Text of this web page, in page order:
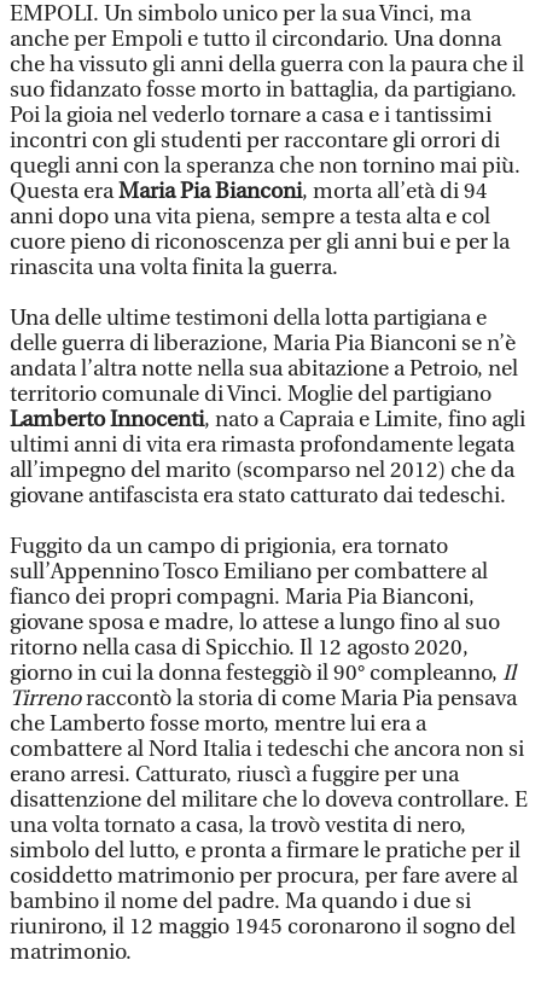
EMPOLI. Un simbolo unico per la sua Vinci, ma
anche per Empoli e tutto il circondario. Una donna
che ha vissuto gli anni della guerra con la paura che il
suo fidanzato fosse morto in battaglia, da partigiano.
Poi la gioia nel vederlo tornare a casa e i tantissimi
incontri con gli studenti per raccontare gli orrori di
quegli anni con la speranza che non tornino mai più.
Questa eraMaria Pia Bianconi, morta all’età di 94
anni dopo una vita piena, sempre a testa alta e col
cuore pieno di riconoscenza per gli anni bui e per la
rinascita una volta finita la guerra.
Una delle ultime testimoni della lotta partigiana e
delle guerra di liberazione, Maria Pia Bianconi se n’è
andata l’altra notte nella sua abitazione a Petroio, nel
territorio comunale di Vinci. Moglie del partigiano
Lamberto Innocenti, nato a Capraia e Limite, fino agli
ultimi anni di vita era rimasta profondamente legata
all’impegno del marito (scomparso nel 2012) che da
giovane antifascista era stato catturato dai tedeschi.
Fuggito da un campo di prigionia, era tornato
sull’Appennino Tosco Emiliano per combattere al
fianco dei propri compagni. Maria Pia Bianconi,
giovane sposa e madre, lo attese a lungo fino al suo
ritorno nella casa di Spicchio. Il 12 agosto 2020,
giorno in cui la donna festeggiò il 90° compleanno, Il
Tirrenoraccontò la storia di come Maria Pia pensava
che Lamberto fosse morto, mentre lui era a
combattere al Nord Italia i tedeschi che ancora non si
erano arresi. Catturato, riuscì a fuggire per una
disattenzione del militare che lo doveva controllare. E
una volta tornato a casa, la trovò vestita di nero,
simbolo del lutto, e pronta a firmare le pratiche per il
cosiddetto matrimonio per procura, per fare avere al
bambino il nome del padre. Ma quando i due si
riunirono, il 12 maggio 1945 coronarono il sogno del
matrimonio.